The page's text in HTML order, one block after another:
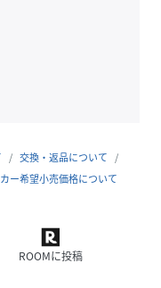
可
交換・返品について
ー希望小売価格について
ROOMに投稿